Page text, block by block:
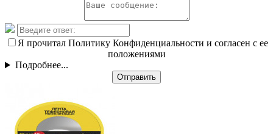
Я прочитал Политику Конфиденциальности и согласен с ее
положениями
Подробнее...
Отправить